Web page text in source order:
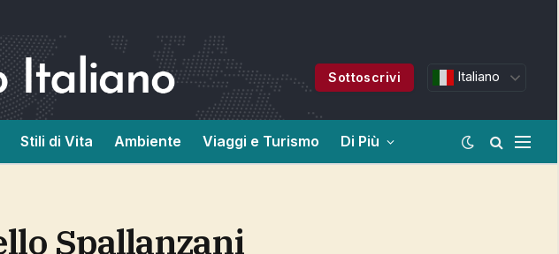
Sottoscrivi Italiano
Stili di Vita Ambiente Viaggi e Turismo Di Più